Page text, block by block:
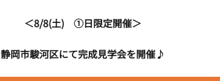
＜8/8(土) ①日限定開催＞
静岡市駿河区にて完成見学会を開催♪